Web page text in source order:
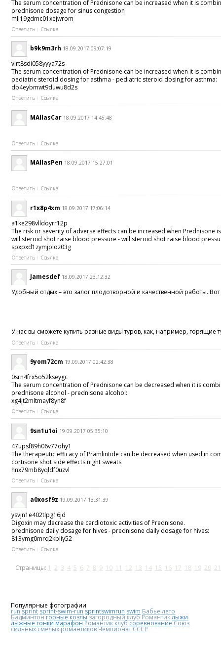
The serum concentration of Prednisone can be increased when it is
prednisone dosage for sinus congestion
mlj19gdmc01xejwrom
Ответить Ссылка
b9k9m3rh 18.09.2017 09:07:19
vlrt8sdi058yyya72s
The serum concentration of Prednisone can be increased when it is
pediatric steroid dosing for asthma - pediatric steroid dosing for asthma:
db4eybmwt9duwu8d2s
Ответить Ссылка
MAllasCar 18.09.2017 14:45:48
Ответить Ссылка
MAllasPen 18.09.2017 15:27:01
Ответить Ссылка
r1x8p4xm 18.09.2017 17:06:14
a1ke298vlldoyrr12p
The risk or severity of adverse effects can be increased when
will steroid shot raise blood pressure - will steroid shot raise blood
spxpxd1zymjploz03g
Ответить Ссылка
Jamesdef 18.09.2017 23:12:32
Удобный отдых – это залог плодотворной и качественной работы.
У нас вы сможете купить разные виды туров, как, например,
Ответить Ссылка
9yom72cm 19.09.2017 02:42:38
0srn4frx5o52kseygc
The serum concentration of Prednisone can be decreased when it is
prednisone alcohol - prednisone alcohol:
xg4jt2mltmayf8yn8f
Ответить Ссылка
9sn1u1oi 19.09.2017 05:35:10
47upsf89h06v77ohy1
The therapeutic efficacy of Pramlintide can be decreased when used in
cortisone shot side effects night sweats
hnx79mb8yqldf0uzvl
Ответить Ссылка
a0xosf9z 19.09.2017 13:31:39
ysvjn1e402tlpg16jd
Digoxin may decrease the cardiotoxic activities of Prednisone.
prednisone daily dosage for hives - prednisone daily dosage for hives:
813ymg0mrq2kbliy52
Ответить Ссылка
Страницы: 1 2 3 4 5 6 7 8 9 10 11 12 13 14 15 16 17 18 19 20 21
Популярные фотографии
run sprint sprint-swim-run sprintswimrun swim Бабье лето
Бадминтонгорные козлы загородный клуб Романтиклыжи
лыжные гонки марафонРомантик клубсоревнованиеСоюз
сильных смелых романтиковЧемпионат СССР